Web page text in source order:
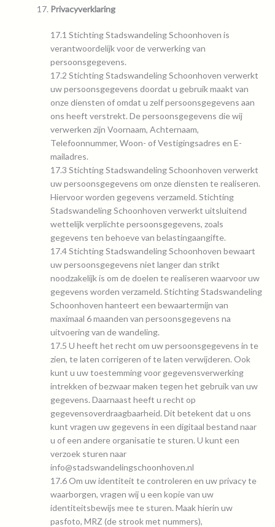
Privacyverklaring
17.1 Stichting Stadswandeling Schoonhoven is
verantwoordelijk voor de verwerking van
persoonsgegevens.
17.2 Stichting Stadswandeling Schoonhoven verwerkt
uw persoonsgegevens doordat u gebruik maakt van
onze diensten of omdat u zelf persoonsgegevens aan
ons heeft verstrekt. De persoonsgegevens die wij
verwerken zijn Voornaam, Achternaam,
Telefoonnummer, Woon- of Vestigingsadres en E-
mailadres.
17.3 Stichting Stadswandeling Schoonhoven verwerkt
uw persoonsgegevens om onze diensten te realiseren.
Hiervoor worden gegevens verzameld. Stichting
Stadswandeling Schoonhoven verwerkt uitsluitend
wettelijk verplichte persoonsgegevens, zoals
gegevens ten behoeve van belastingaangifte.
17.4 Stichting Stadswandeling Schoonhoven bewaart
uw persoonsgegevens niet langer dan strikt
noodzakelijk is om de doelen te realiseren waarvoor uw
gegevens worden verzameld. Stichting Stadswandeling
Schoonhoven hanteert een bewaartermijn van
maximaal 6 maanden van persoonsgegevens na
uitvoering van de wandeling.
17.5 U heeft het recht om uw persoonsgegevens in te
zien, te laten corrigeren of te laten verwijderen. Ook
kunt u uw toestemming voor gegevensverwerking
intrekken of bezwaar maken tegen het gebruik van uw
gegevens. Daarnaast heeft u recht op
gegevensoverdraagbaarheid. Dit betekent dat u ons
kunt vragen uw gegevens in een digitaal bestand naar
u of een andere organisatie te sturen. U kunt een
verzoek sturen naar
info@stadswandelingschoonhoven.nl
17.6 Om uw identiteit te controleren en uw privacy te
waarborgen, vragen wij u een kopie van uw
identiteitsbewijs mee te sturen. Maak hierin uw
pasfoto, MRZ (de strook met nummers),